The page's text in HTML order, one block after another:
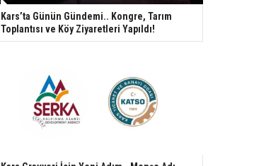
Kars’ta Günün Gündemi.. Kongre, Tarım
Toplantısı ve Köy Ziyaretleri Yapıldı!